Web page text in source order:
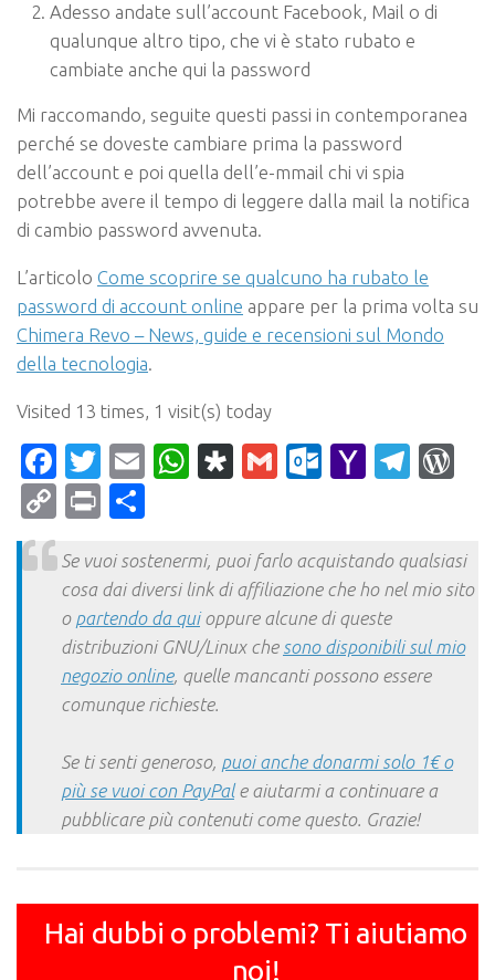
Adesso andate sull’account Facebook, Mail o di
qualunque altro tipo, che vi è stato rubato e
cambiate anche qui la password
Mi raccomando, seguite questi passi in contemporanea
perché se doveste cambiare prima la password
dell’account e poi quella dell’e-mmail chi vi spia
potrebbe avere il tempo di leggere dalla mail la notifica
di cambio password avvenuta.
L’articolo Come scoprire se qualcuno ha rubato le
password di account online appare per la prima volta su
Chimera Revo – News, guide e recensioni sul Mondo
della tecnologia.
Visited 13 times, 1 visit(s) today
Facebook
Twitter
EmailWhatsApp
Diaspora
Gmail Yahoo
CopyPrint
Se vuoi sostenermi, puoi farlo acquistando qualsiasi
cosa dai diversi link di affiliazione che ho nel mio sito
o partendo da quioppure alcune di queste
distribuzioni GNU/Linux che sono disponibili sul mio
negozio online, quelle mancanti possono essere
comunque richieste.
Se ti senti generoso, puoi anche donarmi solo 1€ o
più se vuoi con PayPale aiutarmi a continuare a
pubblicare più contenuti come questo. Grazie!
Hai dubbi o problemi? Ti aiutiamo
noi!